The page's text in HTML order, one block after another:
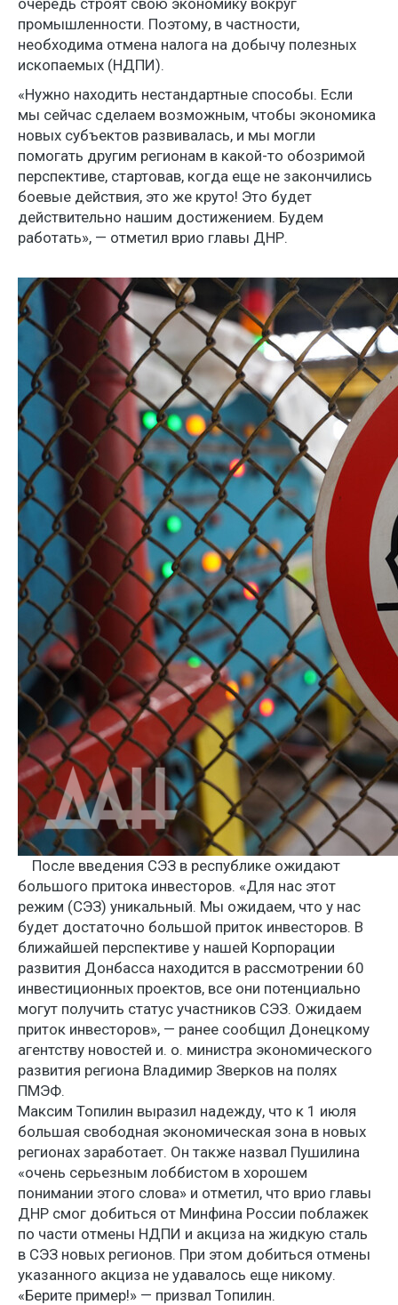
промышленности. Поэтому, в частности,
необходима отмена налога на добычу полезных
ископаемых (НДПИ).
«Нужно находить нестандартные способы. Если
мы сейчас сделаем возможным, чтобы экономика
новых субъектов развивалась, и мы могли
помогать другим регионам в какой-то обозримой
перспективе, стартовав, когда еще не закончились
боевые действия, это же круто! Это будет
действительно нашим достижением. Будем
работать», — отметил врио главы ДНР.
После введения СЭЗ в республике ожидают
большого притока инвесторов. «Для нас этот
режим (СЭЗ) уникальный. Мы ожидаем, что у нас
будет достаточно большой приток инвесторов. В
ближайшей перспективе у нашей Корпорации
развития Донбасса находится в рассмотрении 60
инвестиционных проектов, все они потенциально
могут получить статус участников СЭЗ. Ожидаем
приток инвесторов», — ранее сообщил Донецкому
агентству новостей и. о. министра экономического
развития региона Владимир Зверков на полях
ПМЭФ.
Максим Топилин выразил надежду, что к 1 июля
большая свободная экономическая зона в новых
регионах заработает. Он также назвал Пушилина
«очень серьезным лоббистом в хорошем
понимании этого слова» и отметил, что врио главы
ДНР смог добиться от Минфина России поблажек
по части отмены НДПИ и акциза на жидкую сталь
в СЭЗ новых регионов. При этом добиться отмены
указанного акциза не удавалось еще никому.
«Берите пример!» — призвал Топилин.